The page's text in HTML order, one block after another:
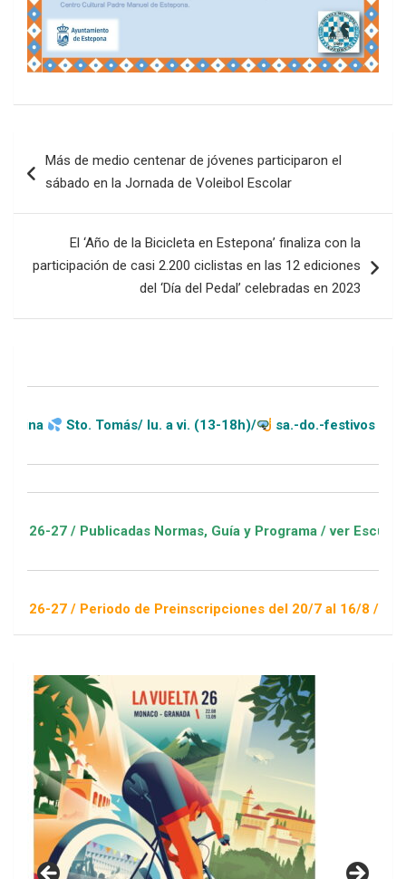
de
Más de medio centenar de jóvenes participaron el
sábado en la Jornada de Voleibol Escolar
El ‘Año de la Bicicleta en Estepona’ finaliza con la
participación de casi 2.200 ciclistas en las 12 ediciones
del ‘Día del Pedal’ celebradas en 2023
Tomás/ lu. a vi. (13-18h)/ sa.-do.-festivos (11-20h)
/ Publicadas Normas, Guía y Programa / ver Escuelas
/ Periodo de Preinscripciones del 20/7 al 16/8 / Sorteo 1 de